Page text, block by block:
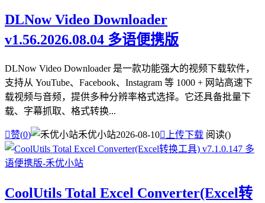
DLNow Video Downloader
v1.56.2026.08.04 多语便携版
DLNow Video Downloader 是一款功能强大的视频下载软件，
支持从 YouTube、Facebook、Instagram 等 1000 + 网站高速下
载视频与音频，提供多种分辨率格式选择。它还具备批量下
载、字幕抓取、格式转换...
赞(0) 禾优小站2026-08-10 上传下载 阅读()
CoolUtils Total Excel Converter(Excel转